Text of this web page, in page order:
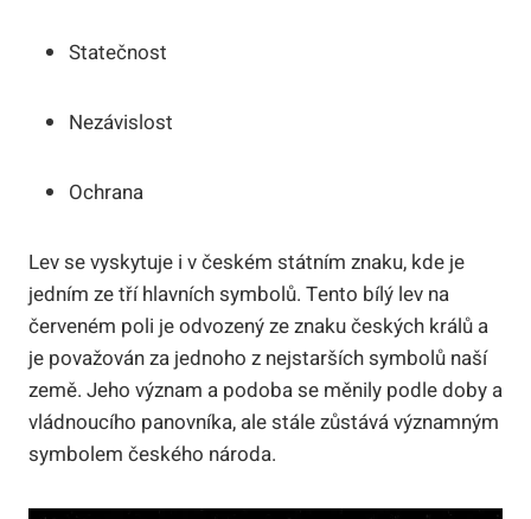
Statečnost
Nezávislost
Ochrana
Lev se vyskytuje i v českém státním znaku, kde je
jedním ze tří hlavních symbolů. Tento bílý lev na
červeném poli je odvozený ze znaku českých králů a
je považován za jednoho z nejstarších symbolů naší
země. Jeho význam a podoba se měnily podle doby a
vládnoucího panovníka, ale stále zůstává významným
symbolem českého národa.